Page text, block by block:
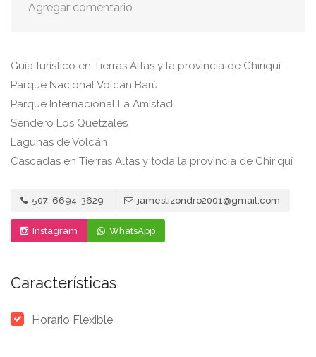
Agregar comentario
Guía turístico en Tierras Altas y la provincia de Chiriquí:
Parque Nacional Volcán Barù
Parque Internacional La Amistad
Sendero Los Quetzales
Lagunas de Volcán
Cascadas en Tierras Altas y toda la provincia de Chiriquí
507-6694-3629 jameslizondro2001@gmail.com
Instagram WhatsApp
Características
Horario Flexible